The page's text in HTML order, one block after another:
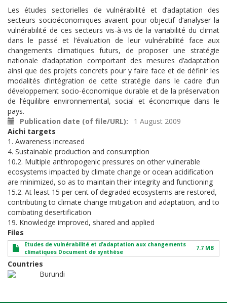
Les études sectorielles de vulnérabilité et d’adaptation des
secteurs socioéconomiques avaient pour objectif d’analyser la
vulnérabilité de ces secteurs vis-à-vis de la variabilité du climat
dans le passé et l’évaluation de leur vulnérabilité face aux
changements climatiques futurs, de proposer une stratégie
nationale d’adaptation comportant des mesures d’adaptation
ainsi que des projets concrets pour y faire face et de définir les
modalités d’intégration de cette stratégie dans le cadre d’un
développement socio-économique durable et de la préservation
de l’équilibre environnemental, social et économique dans le
pays.
Publication date (of file/URL)
1 August 2009
Aichi targets
1. Awareness increased
4. Sustainable production and consumption
10.2. Multiple anthropogenic pressures on other vulnerable
ecosystems impacted by climate change or ocean acidification
are minimized, so as to maintain their integrity and functioning
15.2. At least 15 per cent of degraded ecosystems are restored,
contributing to climate change mitigation and adaptation, and to
combating desertification
19. Knowledge improved, shared and applied
Files
Etudes de vulnérabilité et d’adaptation aux changements
climatiques Document de synthèse
7.7 MB
Countries
Burundi